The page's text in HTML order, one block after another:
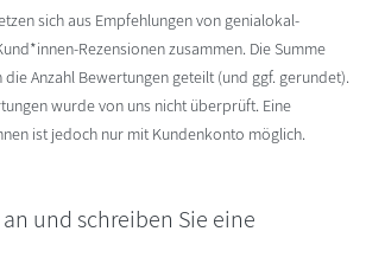
sich aus Empfehlungen von genialokal-
Rezensionen zusammen. Die Summe
Anzahl Bewertungen geteilt (und ggf. gerundet).
wurde von uns nicht überprüft. Eine
ist jedoch nur mit Kundenkonto möglich.
und schreiben Sie eine